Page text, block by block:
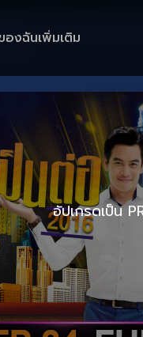
องฉันเพิ่มเติม
อัปเกรดเป็น